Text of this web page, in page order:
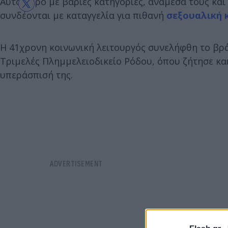
συνδέονται με καταγγελία για πιθανή σεξουαλική
Η 41χρονη κοινωνική λειτουργός συνελήφθη το
Τριμελές Πλημμελειοδικείο Ρόδου, όπου ζήτησε
υπεράσπισή της.